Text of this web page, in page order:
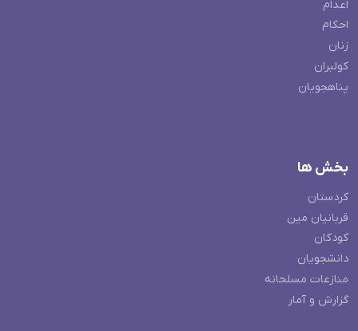
اعدام
احکام
زنان
کولبران
پناهجویان
بخش ها
کردستان
قربانیان مین
کودکان
دانشجویان
منازعات مسلحانه
گزارش و آمار